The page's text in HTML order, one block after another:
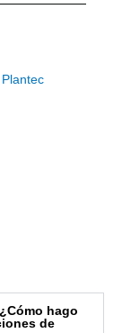
Plantec
hago
de